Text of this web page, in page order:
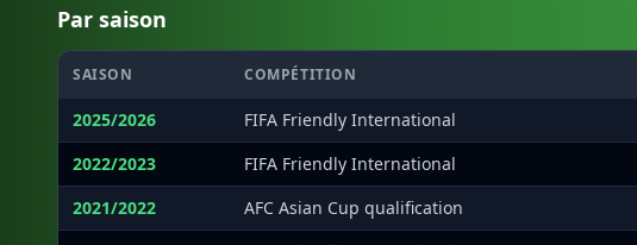
Par saison
SAISON COMPÉTITION
2025/2026 FIFA Friendly International
2022/2023
FIFA Friendly International
2021/2022
AFC Asian Cup qualification